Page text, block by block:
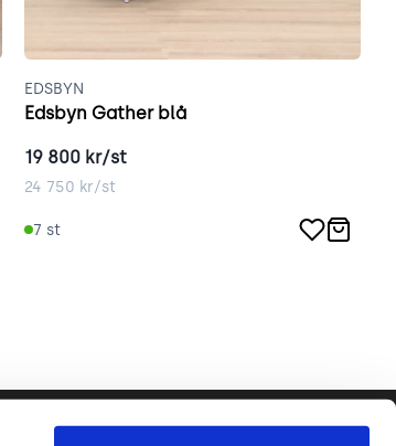
EDSBYN
Edsbyn Gather blå
19 800 kr/st
24 750 kr/st
7 st